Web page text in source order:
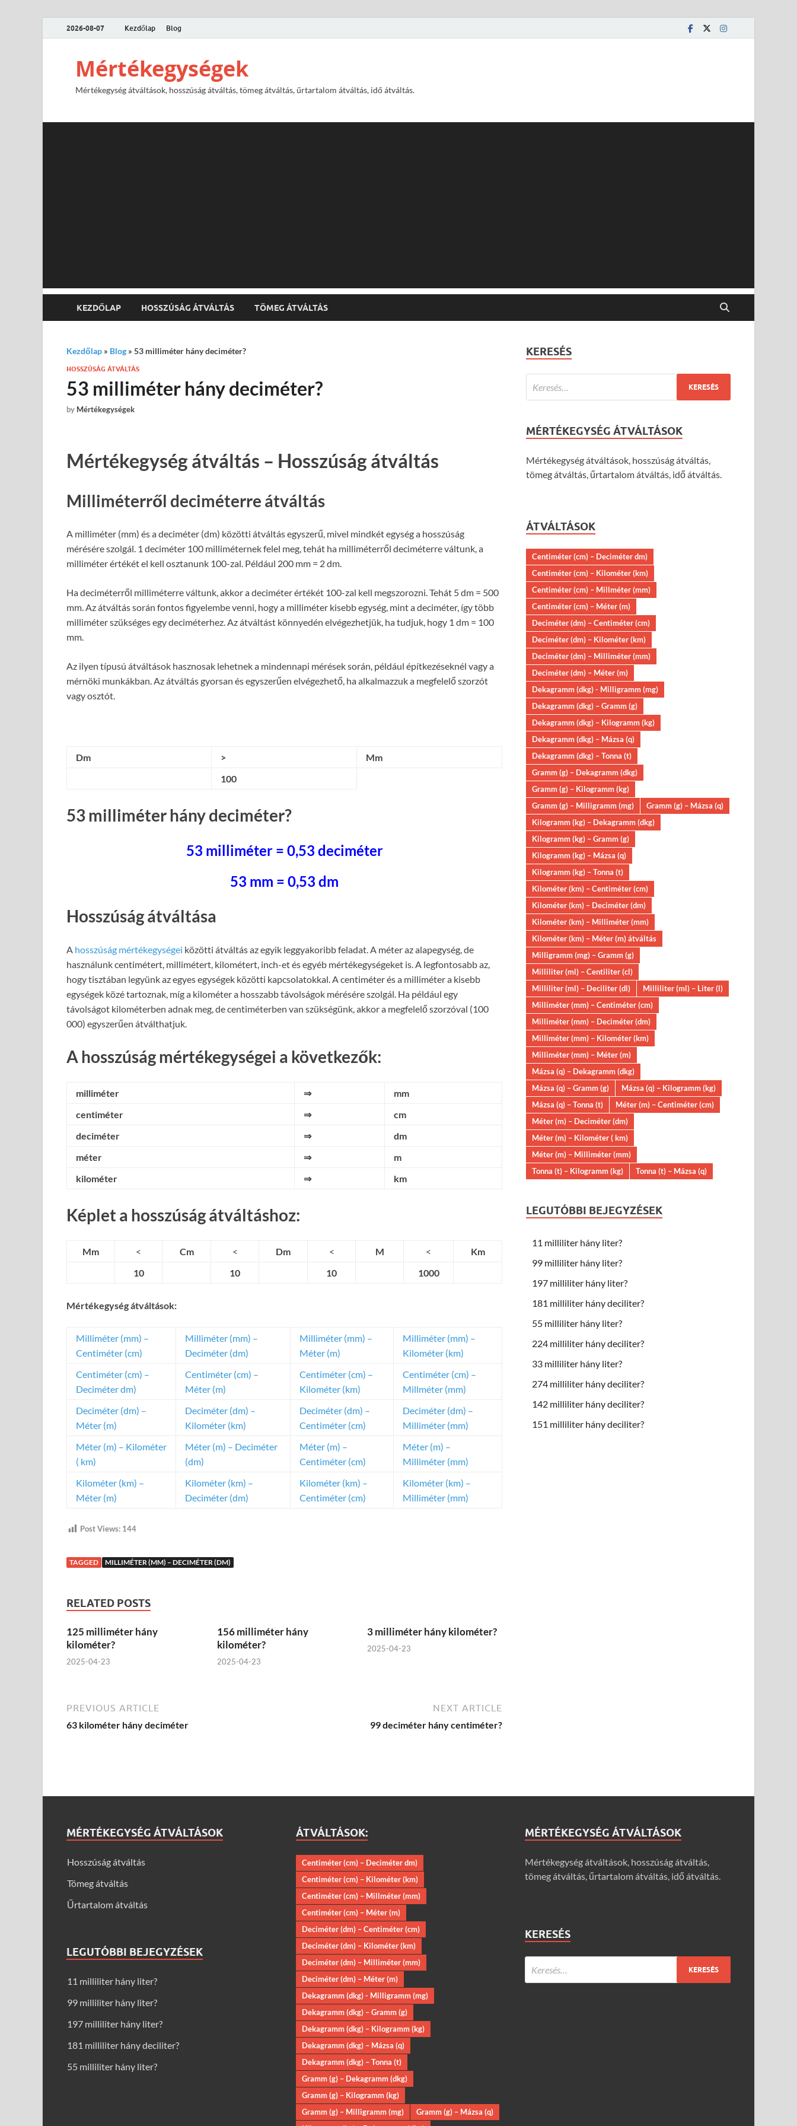
2026-08-07 Kezdőlap Blog
Mértékegységek
Mértékegység átváltások, hosszúság átváltás, tömeg átváltás, űrtartalom átváltás, idő átváltás.
KEZDŐLAP HOSSZÚSÁG ÁTVÁLTÁS TÖMEG ÁTVÁLTÁS
Kezdőlap » Blog » 53 milliméter hány deciméter?
HOSSZÚSÁG ÁTVÁLTÁS
53 milliméter hány deciméter?
by Mértékegységek
Mértékegység átváltás – Hosszúság átváltás
Milliméterről deciméterre átváltás
A milliméter (mm) és a deciméter (dm) közötti átváltás egyszerű, mivel mindkét egység a hosszúság
mérésére szolgál. 1 deciméter 100 milliméternek felel meg, tehát ha milliméterről deciméterre váltunk, a
milliméter értékét el kell osztanunk 100-zal. Például 200 mm = 2 dm.
Ha deciméterről milliméterre váltunk, akkor a deciméter értékét 100-zal kell megszorozni. Tehát 5 dm = 500
mm. Az átváltás során fontos figyelembe venni, hogy a milliméter kisebb egység, mint a deciméter, így több
milliméter szükséges egy deciméterhez. Az átváltást könnyedén elvégezhetjük, ha tudjuk, hogy 1 dm = 100
mm.
Az ilyen típusú átváltások hasznosak lehetnek a mindennapi mérések során, például építkezéseknél vagy a
mérnöki munkákban. Az átváltás gyorsan és egyszerűen elvégezhető, ha alkalmazzuk a megfelelő szorzót
vagy osztót.
Dm >
Mm
100
53 milliméter hány deciméter?
53 milliméter = 0,53 deciméter
53 mm = 0,53 dm
Hosszúság átváltása
A hosszúság mértékegységei közötti átváltás az egyik leggyakoribb feladat. A méter az alapegység, de
használunk centimétert, millimétert, kilométert, inch-et és egyéb mértékegységeket is. A legfontosabb az,
hogy tisztában legyünk az egyes egységek közötti kapcsolatokkal. A centiméter és a milliméter a kisebb
egységek közé tartoznak, míg a kilométer a hosszabb távolságok mérésére szolgál. Ha például egy
távolságot kilométerben adnak meg, de centiméterben van szükségünk, akkor a megfelelő szorzóval (100
000) egyszerűen átválthatjuk.
A hosszúság mértékegységei a következők:
milliméter ⇒
mm
centiméter
⇒
cm
deciméter
⇒
dm
méter
⇒
m
kilométer
⇒ km
Képlet a hosszúság átváltáshoz:
Mm < Cm < Dm < M <
Km
10
10 10 1000
Mértékegység átváltások:
Milliméter (mm) –
Centiméter (cm)
Milliméter (mm) –
Deciméter (dm)
Milliméter (mm) –
Méter (m)
Milliméter (mm) –
Kilométer (km)
Centiméter (cm) –
Deciméter dm)
Centiméter (cm) –
Méter (m)
Centiméter (cm) –
Kilométer (km)
Centiméter (cm) –
Millméter (mm)
Deciméter (dm) –
Méter (m)
Deciméter (dm) –
Kilométer (km)
Deciméter (dm) –
Centiméter (cm)
Deciméter (dm) –
Milliméter (mm)
Méter (m) – Kilométer
( km)
Méter (m) – Deciméter
(dm)
Méter (m) –
Centiméter (cm)
Méter (m) –
Milliméter (mm)
Kilométer (km) –
Méter (m)
Kilométer (km) –
Deciméter (dm)
Kilométer (km) –
Centiméter (cm)
Kilométer (km) –
Milliméter (mm)
Post Views: 144
TAGGED MILLIMÉTER (MM) – DECIMÉTER (DM)
RELATED POSTS
125 milliméter hány
kilométer?
2025-04-23
156 milliméter hány
kilométer?
2025-04-23
3 milliméter hány kilométer?
2025-04-23
PREVIOUS ARTICLE
63 kilométer hány deciméter
NEXT ARTICLE
99 deciméter hány centiméter?
KERESÉS
MÉRTÉKEGYSÉG ÁTVÁLTÁSOK
Mértékegység átváltások, hosszúság átváltás,
tömeg átváltás, űrtartalom átváltás, idő átváltás.
ÁTVÁLTÁSOK
Centiméter (cm) – Deciméter dm)
Centiméter (cm) – Kilométer (km)
Centiméter (cm) – Millméter (mm)
Centiméter (cm) – Méter (m)
Deciméter (dm) – Centiméter (cm)
Deciméter (dm) – Kilométer (km)
Deciméter (dm) – Milliméter (mm)
Deciméter (dm) – Méter (m)
Dekagramm (dkg) - Milligramm (mg)
Dekagramm (dkg) – Gramm (g)
Dekagramm (dkg) – Kilogramm (kg)
Dekagramm (dkg) – Mázsa (q)
Dekagramm (dkg) – Tonna (t)
Gramm (g) – Dekagramm (dkg)
Gramm (g) – Kilogramm (kg)
Gramm (g) – Milligramm (mg)
Gramm (g) – Mázsa (q)
Kilogramm (kg) – Dekagramm (dkg)
Kilogramm (kg) – Gramm (g)
Kilogramm (kg) – Mázsa (q)
Kilogramm (kg) – Tonna (t)
Kilométer (km) – Centiméter (cm)
Kilométer (km) – Deciméter (dm)
Kilométer (km) – Milliméter (mm)
Kilométer (km) – Méter (m) átváltás
Milligramm (mg) – Gramm (g)
Milliliter (ml) – Centiliter (cl)
Milliliter (ml) – Deciliter (dl)
Milliliter (ml) – Liter (l)
Milliméter (mm) – Centiméter (cm)
Milliméter (mm) – Deciméter (dm)
Milliméter (mm) – Kilométer (km)
Milliméter (mm) – Méter (m)
Mázsa (q) – Dekagramm (dkg)
Mázsa (q) – Gramm (g)
Mázsa (q) – Kilogramm (kg)
Mázsa (q) – Tonna (t)
Méter (m) – Centiméter (cm)
Méter (m) – Deciméter (dm)
Méter (m) – Kilométer ( km)
Méter (m) – Milliméter (mm)
Tonna (t) – Kilogramm (kg)
Tonna (t) – Mázsa (q)
LEGUTÓBBI BEJEGYZÉSEK
11 milliliter hány liter?
99 milliliter hány liter?
197 milliliter hány liter?
181 milliliter hány deciliter?
55 milliliter hány liter?
224 milliliter hány deciliter?
33 milliliter hány liter?
274 milliliter hány deciliter?
142 milliliter hány deciliter?
151 milliliter hány deciliter?
MÉRTÉKEGYSÉG ÁTVÁLTÁSOK
Hosszúság átváltás
Tömeg átváltás
Űrtartalom átváltás
LEGUTÓBBI BEJEGYZÉSEK
11 milliliter hány liter?
99 milliliter hány liter?
197 milliliter hány liter?
181 milliliter hány deciliter?
55 milliliter hány liter?
ÁTVÁLTÁSOK:
Centiméter (cm) – Deciméter dm)
Centiméter (cm) – Kilométer (km)
Centiméter (cm) – Millméter (mm)
Centiméter (cm) – Méter (m)
Deciméter (dm) – Centiméter (cm)
Deciméter (dm) – Kilométer (km)
Deciméter (dm) – Milliméter (mm)
Deciméter (dm) – Méter (m)
Dekagramm (dkg) - Milligramm (mg)
Dekagramm (dkg) – Gramm (g)
Dekagramm (dkg) – Kilogramm (kg)
Dekagramm (dkg) – Mázsa (q)
Dekagramm (dkg) – Tonna (t)
Gramm (g) – Dekagramm (dkg)
Gramm (g) – Kilogramm (kg)
Gramm (g) – Milligramm (mg)
Gramm (g) – Mázsa (q)
MÉRTÉKEGYSÉG ÁTVÁLTÁSOK
Mértékegység átváltások, hosszúság átváltás,
tömeg átváltás, űrtartalom átváltás, idő átváltás.
KERESÉS